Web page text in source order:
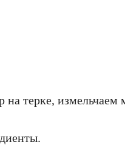
терке, измельчаем